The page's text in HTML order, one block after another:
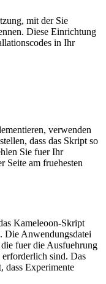
mit der Sie
Diese Einrichtung
in Ihr
verwenden
dass das Skript so
Sie fuer Ihr
Seite am fruehesten
Kameleoon-Skript
Die Anwendungsdatei
fuer die Ausfuehrung
sind. Das
dass Experimente